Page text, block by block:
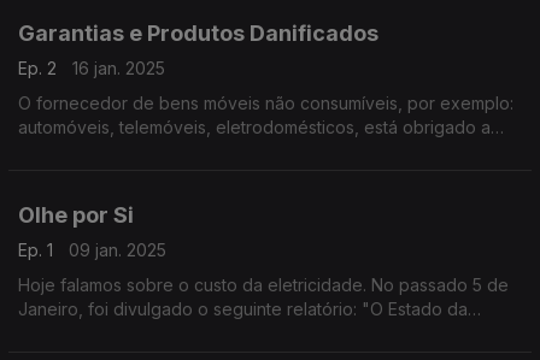
Garantias e Produtos Danificados
Ep. 2
16 jan. 2025
O fornecedor de bens móveis não consumíveis, por exemplo:
automóveis, telemóveis, eletrodomésticos, está obrigado a
Olhe por Si
Ep. 1
09 jan. 2025
Hoje falamos sobre o custo da eletricidade. No passado 5 de
Janeiro, foi divulgado o seguinte relatório: "O Estado da